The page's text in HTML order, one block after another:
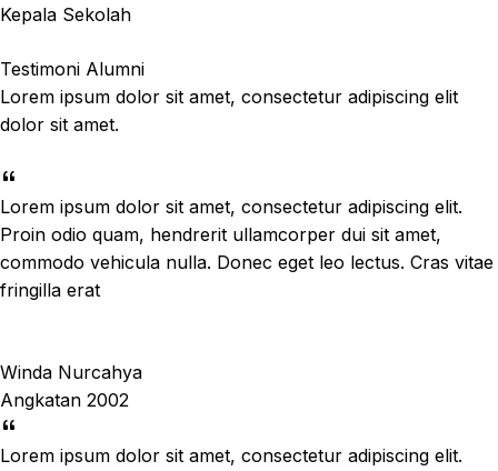
Kepala Sekolah
Testimoni Alumni
Lorem ipsum dolor sit amet, consectetur adipiscing elit
dolor sit amet.
Lorem ipsum dolor sit amet, consectetur adipiscing elit.
Proin odio quam, hendrerit ullamcorper dui sit amet,
commodo vehicula nulla. Donec eget leo lectus. Cras vitae
fringilla erat
Winda Nurcahya
Angkatan 2002
Lorem ipsum dolor sit amet, consectetur adipiscing elit.